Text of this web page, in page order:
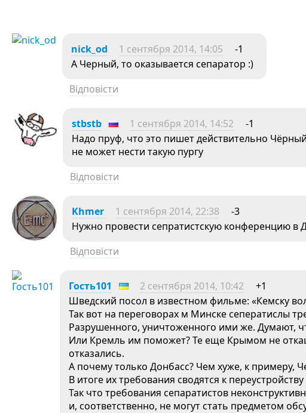
nick_od 1 сентября 2014, 14:05
-1
А Черный, то оказывается сепаратор :)
Відповісти
stbstb 1 сентября 2014, 14:52
-1
Надо пруф, что это пишет действительно
не может нести такую пургу
Відповісти
Khmer 1 сентября 2014, 22:38
-3
Нужно провести сепратистскую конференцию в
Відповісти
Гость101 2 сентября 2014, 10:42
+1
Шведский посол в известном фильме: «Кемску
Так вот на переговорах м Минске сеператислы
Разрушенного, уничтоженного ими же. Думают,
Или Кремль им поможет? Те еще Крымом не
отказались.
А почему только Донбасс? Чем хуже, к примеру,
В итоге их требования сводятся к
Так что требования сепаратистов
и, соответственно, не могут стать предметом